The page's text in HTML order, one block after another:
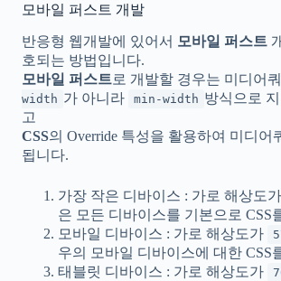
모바일 퍼스트 개발
반응형 웹개발에 있어서 모바일 퍼스트
호되는 방법입니다.
모바일 퍼스트로 개발할 경우는 미디어
width 가 아니라 min-width 방식으로
고
CSS의 Override 특성을 활용하여 미디어
됩니다.
가장 작은 디바이스 : 가로 해상도가
은 모든 디바이스를 기본으로 CSS
모바일 디바이스 : 가로 해상도가
우의 모바일 디바이스에 대한 CSS
태블릿 디바이스 : 가로 해상도가